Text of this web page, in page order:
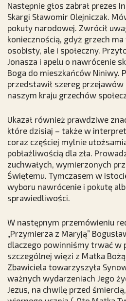
Następnie głos zabrał prezes
Skargi Sławomir Olejniczak.
pokuty narodowej. Zwrócił
koniecznością, gdyż grzech
osobisty, ale i społeczny.
Jonasza i apelu o nawrócenie
Boga do mieszkańców Niniwy.
przedstawił szereg przejawów
naszym kraju grzechów
Ukazał również prawdziwe
które dzisiaj – także w
coraz częściej mylnie
pobłażliwością dla zła.
zuchwałych, wymierzonych
Świętemu. Tymczasem w
wyboru nawrócenie i pokutę
sprawiedliwości.
W następnym przemówieniu
„Przymierza z Maryją”
dlaczego powinniśmy trwać w
szczególnej więzi z Matka
Zbawiciela towarzyszyła
ważnych wydarzeniach Jego
Jezus, na chwilę przed